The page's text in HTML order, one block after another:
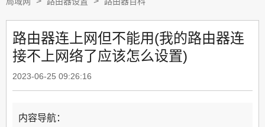
路由器连上网但不能用(我的路由器连
接不上网络了应该怎么设置)
2023-06-25 09:26:16
内容导航：